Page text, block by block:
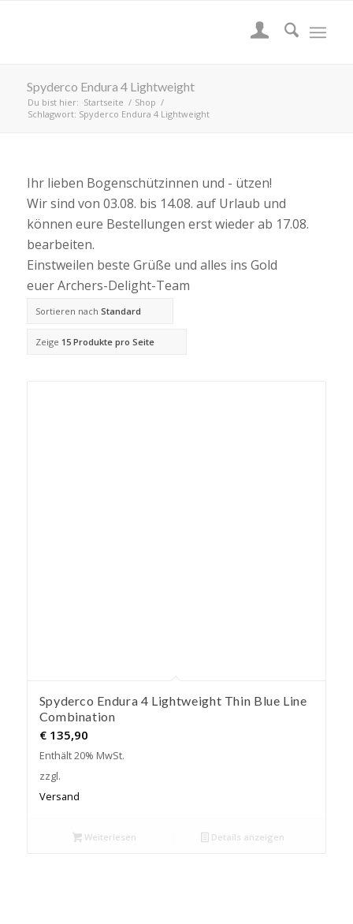
Spyderco Endura 4 Lightweight
Du bist hier: Startseite / Shop /
Schlagwort: Spyderco Endura 4 Lightweight
Ihr lieben Bogenschützinnen und - ützen!
Wir sind von 03.08. bis 14.08. auf Urlaub und
können eure Bestellungen erst wieder ab 17.08.
bearbeiten.
Einstweilen beste Grüße und alles ins Gold
euer Archers-Delight-Team
Sortieren nach Standard
Zeige 15 Produkte pro Seite
Spyderco Endura 4 Lightweight Thin Blue Line
Combination
€135,90
Enthält 20% MwSt.
zzgl.
Versand
Weiterlesen Details anzeigen